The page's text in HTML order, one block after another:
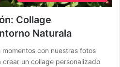
Collage
Naturala
con nuestras fotos
un collage personalizado